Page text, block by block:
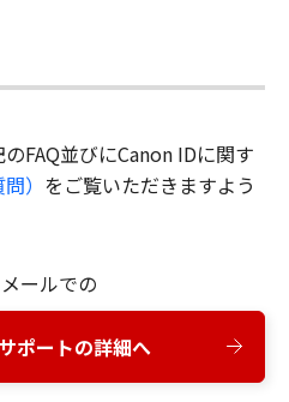
FAQ並びにCanon IDに関す
） をご覧いただきますよう
ールでの
ポートの詳細へ